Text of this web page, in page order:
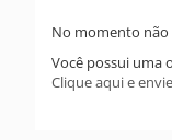
No momento não
Você possui uma
Clique aqui e